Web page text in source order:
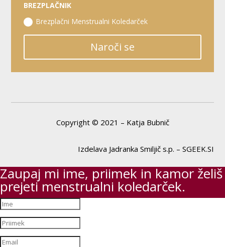
BREZPLAČNIK
Brezplačni Menstrualni Koledarček
Naroči se
Copyright © 2021 – Katja Bubnič
Izdelava Jadranka Smiljič s.p. – SGEEK.SI
Zaupaj mi ime, priimek in kamor želiš
prejeti menstrualni koledarček.